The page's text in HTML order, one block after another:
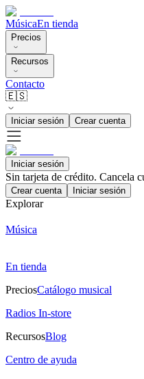
MúsicaEn tienda
Precios
Recursos
Contacto
🇪🇸
Iniciar sesión Crear cuenta
Iniciar sesión
Sin tarjeta de crédito. Cancela
Crear cuenta Iniciar sesión
Explorar
Música
En tienda
PreciosCatálogo musical
Radios In-store
RecursosBlog
Centro de ayuda